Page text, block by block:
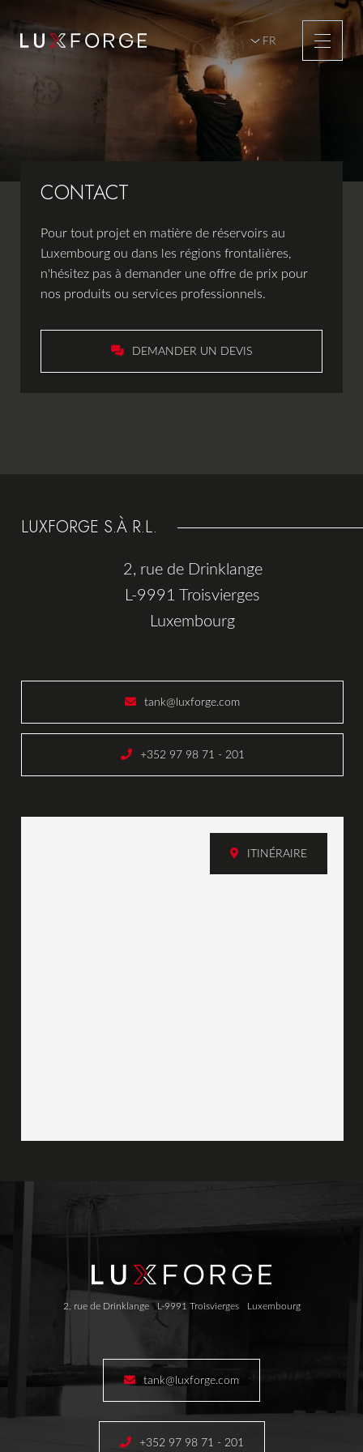
FR
CONTACT
Pour tout projet en matière de réservoirs au
Luxembourg ou dans les régions frontalières,
n'hésitez pas à demander une offre de prix pour
nos produits ou services professionnels.
DEMANDER UN DEVIS
ITINÉRAIRE
LUXFORGE S.À R.L.
2, rue de Drinklange
L-9991 Troisvierges
Luxembourg
tank@luxforge.com
+352 97 98 71 - 201
2, rue de Drinklange L-9991 Troisvierges Luxembourg
tank@luxforge.com
+352 97 98 71 - 201